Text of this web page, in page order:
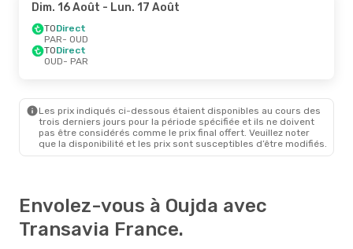
Dim. 16 Août - Lun. 17 Août
TODirect
PAR- OUD
TODirect
OUD- PAR
Les prix indiqués ci-dessous étaient disponibles au cours des
trois derniers jours pour la période spécifiée et ils ne doivent
pas être considérés comme le prix final offert. Veuillez noter
que la disponibilité et les prix sont susceptibles d’être modifiés.
Envolez-vous à Oujda avec
Transavia France.